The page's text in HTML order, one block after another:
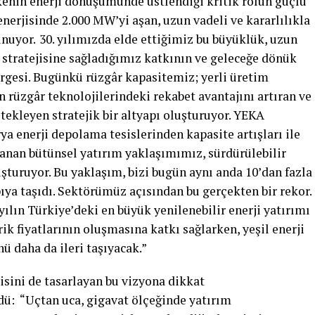
2.000 MW’yi aşan, uzun vadeli ve kararlılıkla
30. yılımızda elde ettiğimiz bu büyüklük, uzun
sağladığımız katkının ve geleceğe dönük
Bugünkü rüzgâr kapasitemiz; yerli üretim
teknolojilerindeki rekabet avantajını artıran ve
stratejik bir altyapı oluşturuyor. YEKA
enerji depolama tesislerinden kapasite artışları ile
bütünsel yatırım yaklaşımımız, sürdürülebilir
Bu yaklaşım, bizi bugün aynı anda 10’dan fazla
taşıdı. Sektörümüz açısından bu gerçekten bir rekor.
Türkiye’deki en büyük yenilenebilir enerji yatırımı
fiyatlarının oluşmasına katkı sağlarken, yeşil enerji
daha da ileri taşıyacak.”
de tasarlayan bu vizyona dikkat
“Uçtan uca, gigavat ölçeğinde yatırım